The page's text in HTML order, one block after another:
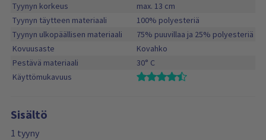
Tyynyn korkeus
max. 13 cm
Tyynyn täytteen materiaali
100% polyesteriä
Tyynyn ulkopäällisen materiaali
75% puuvillaa ja 25% polyesteriä
Kovuusaste
Kovahko
Pestävä materiaali
30° C
Käyttömukavuus
Sisältö
1 tyyny